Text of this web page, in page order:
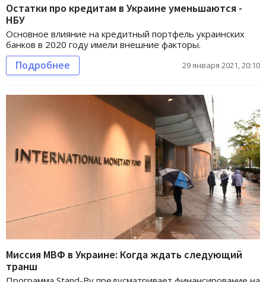
Остатки про кредитам в Украине уменьшаются -
НБУ
Основное влияние на кредитный портфель украинских
банков в 2020 году имели внешние факторы.
Подробнее 29 января 2021, 20:10
Миссия МВФ в Украине: Когда ждать следующий
транш